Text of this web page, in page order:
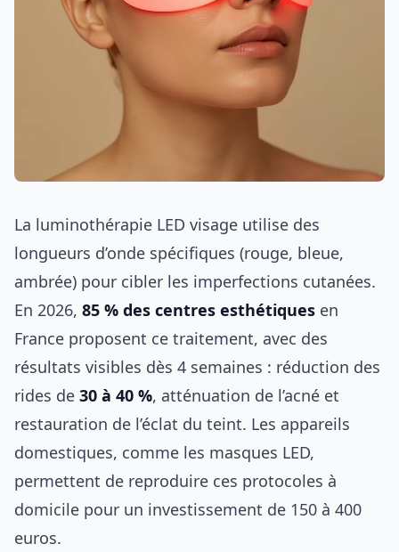
La luminothérapie LED visage utilise des
longueurs d’onde spécifiques (rouge, bleue,
ambrée) pour cibler les imperfections cutanées.
En 2026, 85 % des centres esthétiques en
France proposent ce traitement, avec des
résultats visibles dès 4 semaines : réduction des
rides de 30 à 40 %, atténuation de l’acné et
restauration de l’éclat du teint. Les appareils
domestiques, comme les masques LED,
permettent de reproduire ces protocoles à
domicile pour un investissement de 150 à 400
euros.